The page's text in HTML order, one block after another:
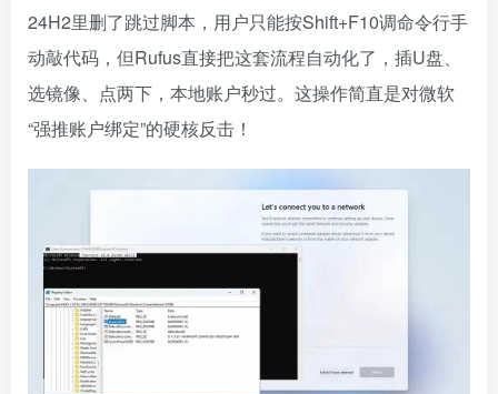
24H2里删了跳过脚本，用户只能按Shift+F10调命令行手
动敲代码，但Rufus直接把这套流程自动化了，插U盘、
选镜像、点两下，本地账户秒过。这操作简直是对微软
“强推账户绑定”的硬核反击！